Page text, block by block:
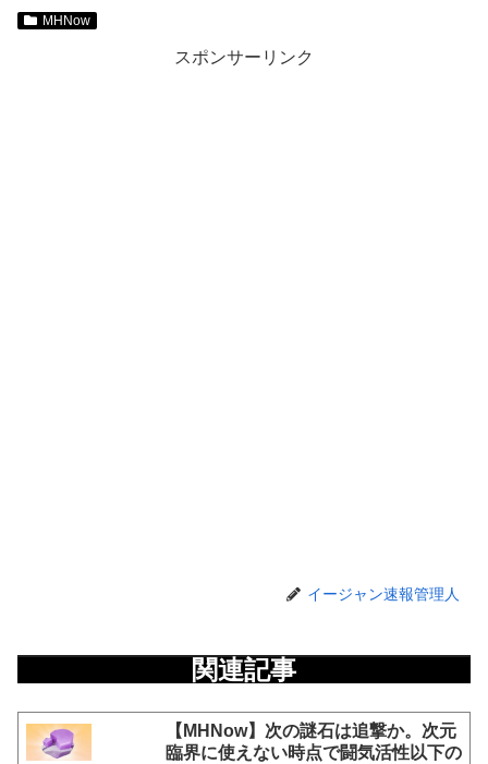
MHNow
スポンサーリンク
イージャン速報管理人
関連記事
【MHNow】次の謎石は追撃か。次元
臨界に使えない時点で闘気活性以下の